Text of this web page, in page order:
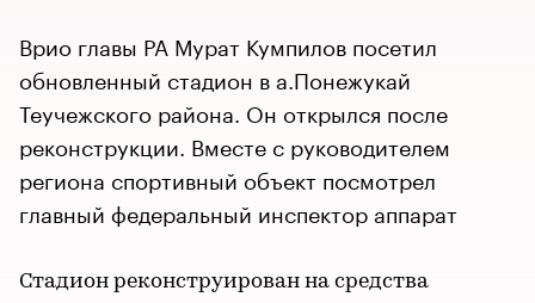
Врио главы РА Мурат Кумпилов посетил
обновленный стадион в а.Понежукай
Теучежского района. Он открылся после
реконструкции. Вместе с руководителем
региона спортивный объект посмотрел
главный федеральный инспектор аппарат
Стадион реконструирован на средства